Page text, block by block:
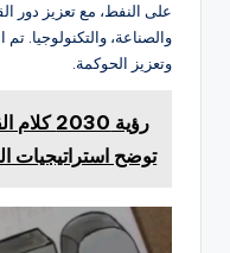
على النفط، مع تعزيز دور
والصناعة، والتكنولوجيا.
وتعزيز الحوكمة.
رؤية
توضح استراتيجيات